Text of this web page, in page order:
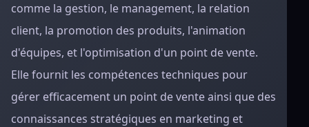
comme la gestion, le management, la relation
client, la promotion des produits, l'animation
d'équipes, et l'optimisation d'un point de vente.
Elle fournit les compétences techniques pour
gérer efficacement un point de vente ainsi que des
connaissances stratégiques en marketing et